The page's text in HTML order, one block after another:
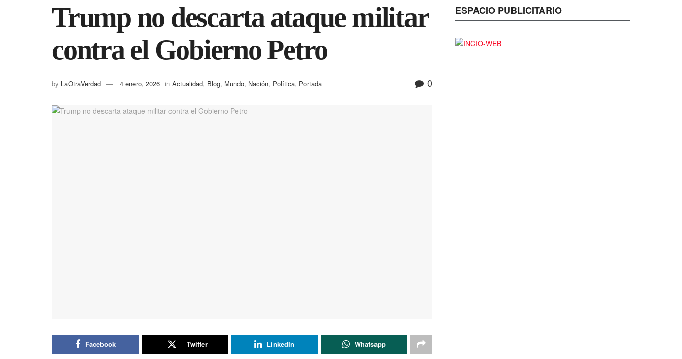
Trump no descarta ataque militar
contra el Gobierno Petro
by LaOtraVerdad 4 enero, 2026 in Actualidad, Blog, Mundo, Nación, Política, Portada 0
Facebook Twitter LinkedIn Whatsapp
ESPACIO PUBLICITARIO